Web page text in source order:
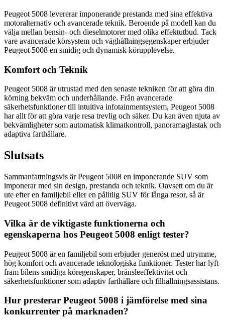
Peugeot 5008 levererar imponerande prestanda med sina effektiva
motoralternativ och avancerade teknik. Beroende på modell kan du
välja mellan bensin- och dieselmotorer med olika effektutbud. Tack
vare avancerade körsystem och väghållningsegenskaper erbjuder
Peugeot 5008 en smidig och dynamisk körupplevelse.
Komfort och Teknik
Peugeot 5008 är utrustad med den senaste tekniken för att göra din
körning bekväm och underhållande. Från avancerade
säkerhetsfunktioner till intuitiva infotainmentsystem, Peugeot 5008
har allt för att göra varje resa trevlig och säker. Du kan även njuta av
bekvämligheter som automatisk klimatkontroll, panoramaglastak och
adaptiva farthållare.
Slutsats
Sammanfattningsvis är Peugeot 5008 en imponerande SUV som
imponerar med sin design, prestanda och teknik. Oavsett om du är
ute efter en familjebil eller en pålitlig SUV för långa resor, så är
Peugeot 5008 definitivt värd att överväga.
Vilka är de viktigaste funktionerna och
egenskaperna hos Peugeot 5008 enligt tester?
Peugeot 5008 är en familjebil som erbjuder generöst med utrymme,
hög komfort och avancerade teknologiska funktioner. Tester har lyft
fram bilens smidiga köregenskaper, bränsleeffektivitet och
säkerhetsfunktioner som adaptiv farthållare och filhållningsassistans.
Hur presterar Peugeot 5008 i jämförelse med sina
konkurrenter på marknaden?